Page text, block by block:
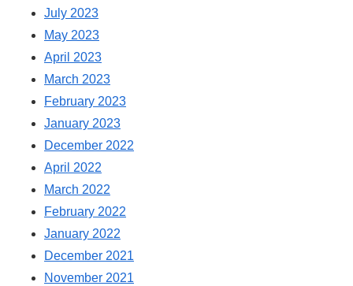
July 2023
May 2023
April 2023
March 2023
February 2023
January 2023
December 2022
April 2022
March 2022
February 2022
January 2022
December 2021
November 2021